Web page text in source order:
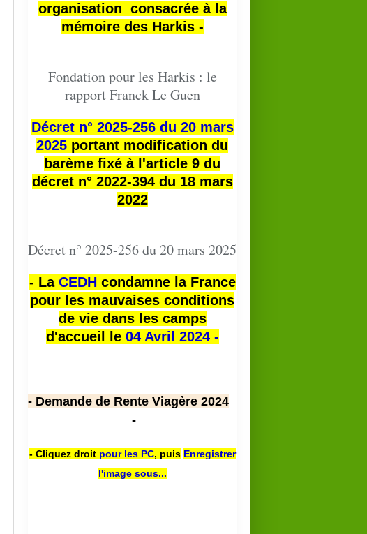
organisation consacrée à la
mémoire des Harkis -
Fondation pour les Harkis : le
rapport Franck Le Guen
Décret n° 2025-256 du 20 mars
2025 portant modification du
barème fixé à l'article 9 du
décret n° 2022-394 du 18 mars
2022
Décret n° 2025-256 du 20 mars 2025
- La CEDHcondamne la France
pour les mauvaises conditions
de vie dans les camps
d'accueil le 04 Avril 2024 -
- Demande de Rente Viagère 2024
-
- Cliquez droit pour les PC, puis Enregistrer
l'image sous...